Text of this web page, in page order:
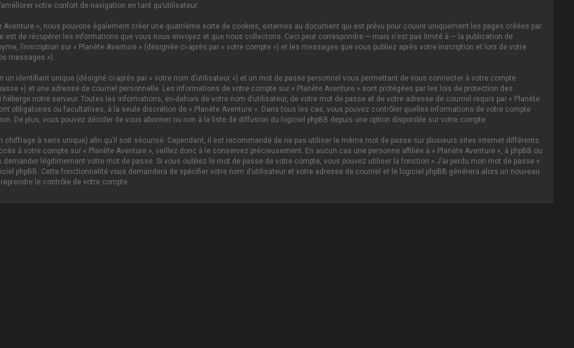
votre confort de navigation en tant qu’utilisateur.
Aventure », nous pouvons également créer une quatrième sorte de cookies, externes au document qui est prévu pour couvrir uniquement les pages créées par
est de récupérer les informations que vous nous envoyez et que nous collectons. Ceci peut correspondre — mais n’est pas limité à — la publication de
l’inscription sur « Planète Aventure » (désignée ci-après par « votre compte ») et les messages que vous publiez après votre inscription et lors de votre
messages »).
identifiant unique (désigné ci-après par « votre nom d’utilisateur ») et un mot de passe personnel vous permettant de vous connecter à votre compte
») et une adresse de courriel personnelle. Les informations de votre compte sur « Planète Aventure » sont protégées par les lois de protection des
notre serveur. Toutes les informations, en-dehors de votre nom d’utilisateur, de votre mot de passe et de votre adresse de courriel requis par « Planète
obligatoires ou facultatives, à la seule discrétion de « Planète Aventure ». Dans tous les cas, vous pouvez contrôler quelles informations de votre compte
De plus, vous pouvez décider de vous abonner ou non à la liste de diffusion du logiciel phpBB depuis une option disponible sur votre compte.
chiffrage à sens unique) afin qu’il soit sécurisé. Cependant, il est recommandé de ne pas utiliser le même mot de passe sur plusieurs sites internet différents.
à votre compte sur « Planète Aventure », veillez donc à le conservez précieusement. En aucun cas une personne affiliée à « Planète Aventure », à phpBB ou
légitimement votre mot de passe. Si vous oubliez le mot de passe de votre compte, vous pouvez utiliser la fonction « J’ai perdu mon mot de passe »
phpBB. Cette fonctionnalité vous demandera de spécifier votre nom d’utilisateur et votre adresse de courriel et le logiciel phpBB générera alors un nouveau
le contrôle de votre compte.